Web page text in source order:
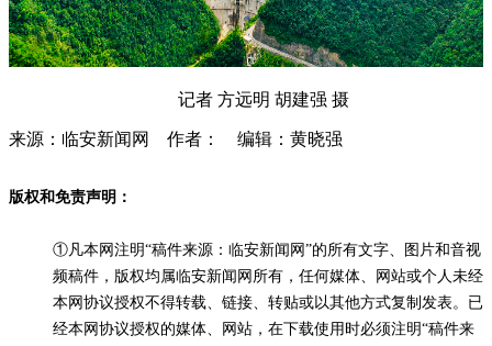
记者 方远明 胡建强 摄
来源：临安新闻网 作者： 编辑：黄晓强
版权和免责声明：
①凡本网注明“稿件来源：临安新闻网”的所有文字、图片和音视
频稿件，版权均属临安新闻网所有，任何媒体、网站或个人未经
本网协议授权不得转载、链接、转贴或以其他方式复制发表。已
经本网协议授权的媒体、网站，在下载使用时必须注明“稿件来